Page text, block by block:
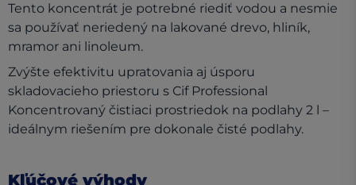
Tento koncentrát je potrebné riediť vodou a nesmie
sa používať neriedený na lakované drevo, hliník,
mramor ani linoleum.
Zvýšte efektivitu upratovania aj úsporu
skladovacieho priestoru s Cif Professional
Koncentrovaný čistiaci prostriedok na podlahy 2 l –
ideálnym riešením pre dokonale čisté podlahy.
Kľúčové výhody